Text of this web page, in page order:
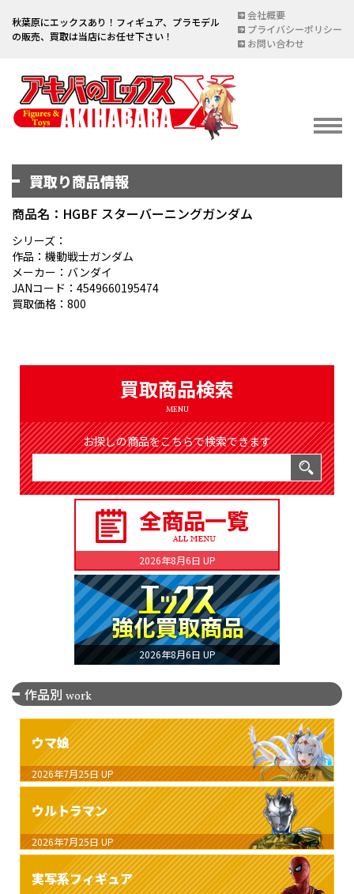
秋葉原にエックスあり！フィギュア、プラモデル
の販売、買取は当店にお任せ下さい！
会社概要
プライバシーポリシー
お問い合わせ
イベント情報
宅配買取のご案内
DELIVERY PURCHASE
買取お申し込み
ASSESSMENT
買取り商品情報
商品名：HGBF スターバーニングガンダム
シリーズ：
作品：機動戦士ガンダム
メーカー：バンダイ
JANコード：4549660195474
買取価格：800
買取商品検索
MENU
お探しの商品をこちらで検索できます
2026年8月6日 UP
2026年8月6日 UP
作品別 work
ウマ娘
2026年7月25日 UP
ウルトラマン
2026年7月25日 UP
実写系フィギュア